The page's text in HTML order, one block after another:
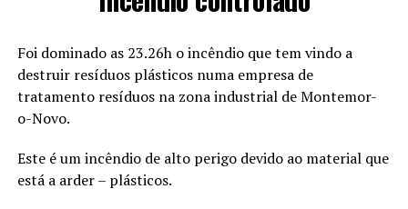
Foi dominado as 23.26h o incêndio que tem vindo a
destruir resíduos plásticos numa empresa de
tratamento resíduos na zona industrial de Montemor-
o-Novo.
Este é um incêndio de alto perigo devido ao material que
está a arder – plásticos.